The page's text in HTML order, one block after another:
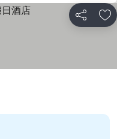
分享 放